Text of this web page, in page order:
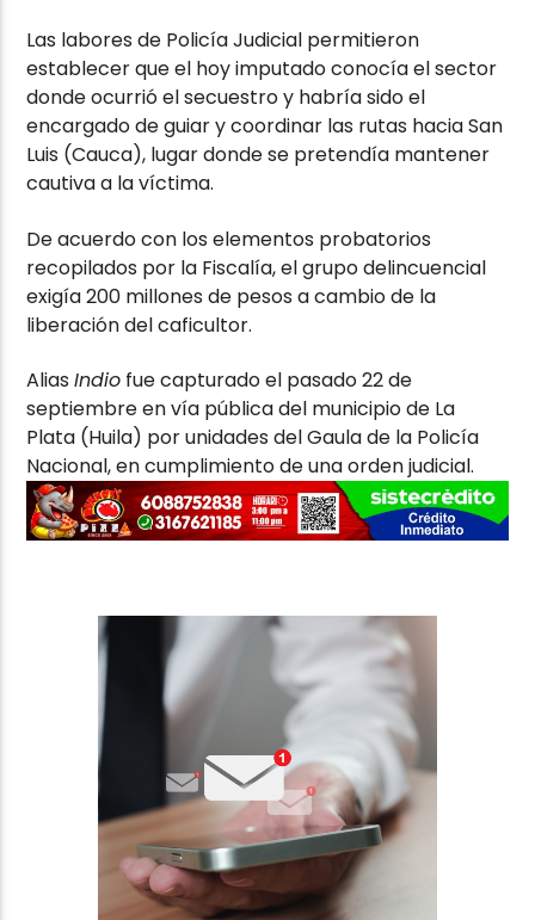
Las labores de Policía Judicial permitieron
establecer que el hoy imputado conocía el sector
donde ocurrió el secuestro y habría sido el
encargado de guiar y coordinar las rutas hacia San
Luis (Cauca), lugar donde se pretendía mantener
cautiva a la víctima.
De acuerdo con los elementos probatorios
recopilados por la Fiscalía, el grupo delincuencial
exigía 200 millones de pesos a cambio de la
liberación del caficultor.
AliasIndio fue capturado el pasado 22 de
septiembre en vía pública del municipio de La
Plata (Huila) por unidades del Gaula de la Policía
Nacional, en cumplimiento de una orden judicial.